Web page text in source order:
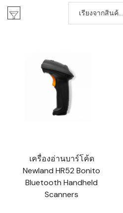
เรียงจากสินค้า
ใหม่-เก่า
เครื่องอ่านบาร์โค้ด
Newland HR52 Bonito
Bluetooth Handheld
Scanners